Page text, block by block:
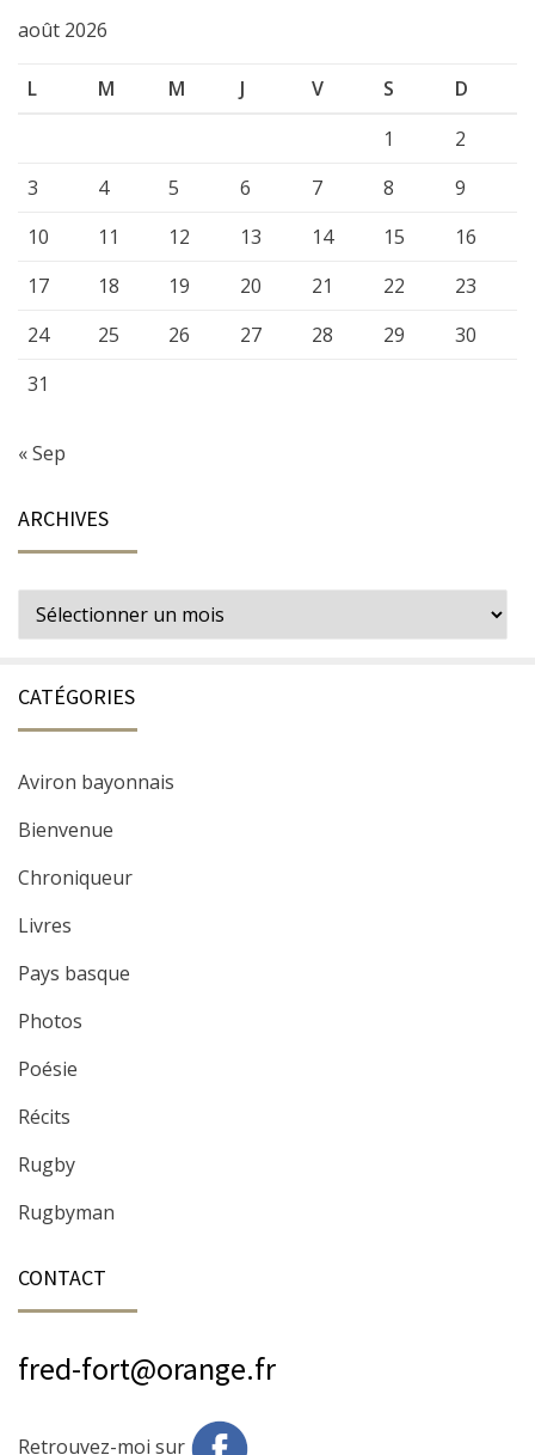
août 2026
L M M J V S
D
1
2
3
4 5 6 7 8
9
10
11 12 13 14 15
16
17
18 19 20 21 22
23
24
25 26 27 28 29
30
31
« Sep
ARCHIVES
Archives
CATÉGORIES
Aviron bayonnais
Bienvenue
Chroniqueur
Livres
Pays basque
Photos
Poésie
Récits
Rugby
Rugbyman
CONTACT
fred-fort@orange.fr
Retrouvez-moi sur